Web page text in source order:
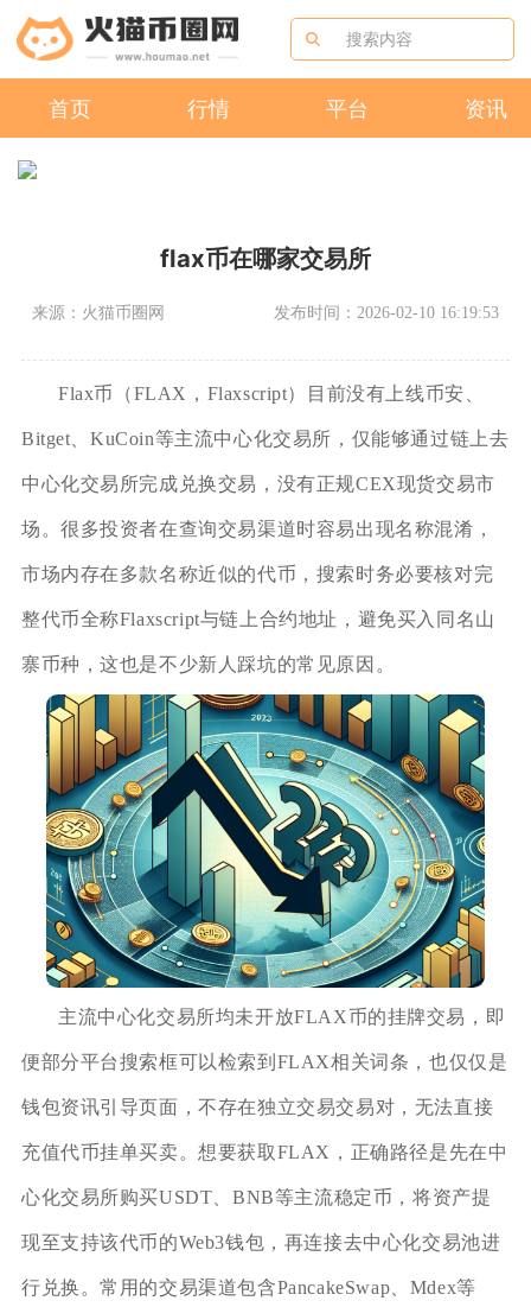
首页 行情 平台 资讯
flax币在哪家交易所
来源：火猫币圈网 发布时间：2026-02-10 16:19:53
Flax币（FLAX，Flaxscript）目前没有上线币安、
Bitget、KuCoin等主流中心化交易所，仅能够通过链上去
中心化交易所完成兑换交易，没有正规CEX现货交易市
场。很多投资者在查询交易渠道时容易出现名称混淆，
市场内存在多款名称近似的代币，搜索时务必要核对完
整代币全称Flaxscript与链上合约地址，避免买入同名山
寨币种，这也是不少新人踩坑的常见原因。
主流中心化交易所均未开放FLAX币的挂牌交易，即
便部分平台搜索框可以检索到FLAX相关词条，也仅仅是
钱包资讯引导页面，不存在独立交易交易对，无法直接
充值代币挂单买卖。想要获取FLAX，正确路径是先在中
心化交易所购买USDT、BNB等主流稳定币，将资产提
现至支持该代币的Web3钱包，再连接去中心化交易池进
行兑换。常用的交易渠道包含PancakeSwap、Mdex等